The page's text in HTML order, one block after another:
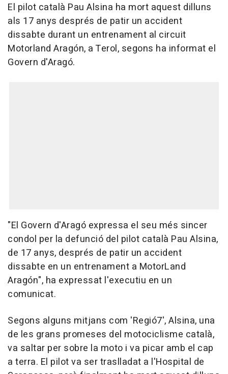
El pilot català Pau Alsina ha mort aquest dilluns
als 17 anys després de patir un accident
dissabte durant un entrenament al circuit
Motorland Aragón, a Terol, segons ha informat el
Govern d'Aragó.
"El Govern d'Aragó expressa el seu més sincer
condol per la defunció del pilot català Pau Alsina,
de 17 anys, després de patir un accident
dissabte en un entrenament a MotorLand
Aragón", ha expressat l'executiu en un
comunicat.
Segons alguns mitjans com 'Regió7', Alsina, una
de les grans promeses del motociclisme català,
va saltar per sobre la moto i va picar amb el cap
a terra. El pilot va ser traslladat a l'Hospital de